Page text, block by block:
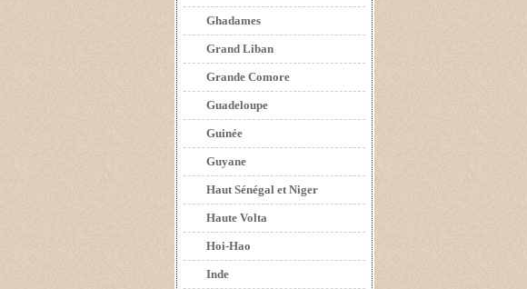
Ghadames
Grand Liban
Grande Comore
Guadeloupe
Guinée
Guyane
Haut Sénégal et Niger
Haute Volta
Hoi-Hao
Inde